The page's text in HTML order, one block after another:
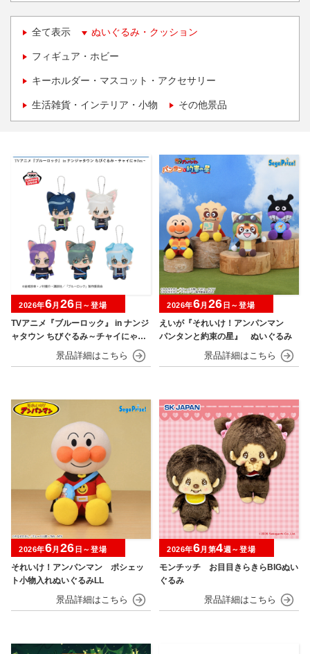
全て表示 ぬいぐるみ・クッション
フィギュア・ホビー
キーホルダー・マスコット・アクセサリー
生活雑貨・インテリア・小物 その他景品
TVアニメ『ブルーロック』 in ナンジ
ャタウン ちびぐるみ～チャイにゃFe
2026年6月 26 日～登場
えいが『それいけ！アンパンマン
パンタンと約束の星』 ぬいぐるみ
2026年6月 26 日～登場
それいけ！アンパンマン ポシェッ
ト小物入れぬいぐるみLL
2026年6月 26 日～登場
モンチッチ お目目きらきらBIGぬい
ぐるみ
2026年6月第4週～登場